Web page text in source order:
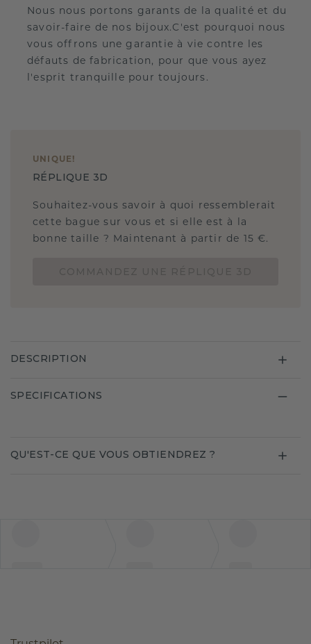
Nous nous portons garants de la qualité et du
savoir-faire de nos bijoux.C'est pourquoi nous
vous offrons une garantie à vie contre les
défauts de fabrication, pour que vous ayez
l'esprit tranquille pour toujours.
UNIQUE !
RÉPLIQUE 3D
Souhaitez-vous savoir à quoi ressemblerait
cette bague sur vous et si elle est à la
bonne taille ? Maintenant à partir de 15 €.
DESCRIPTION
SPECIFICATIONS
QU'EST-CE QUE VOUS OBTIENDREZ ?